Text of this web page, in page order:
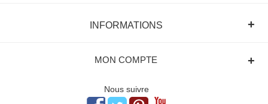
+
INFORMATIONS
+
MON COMPTE
Nous suivre